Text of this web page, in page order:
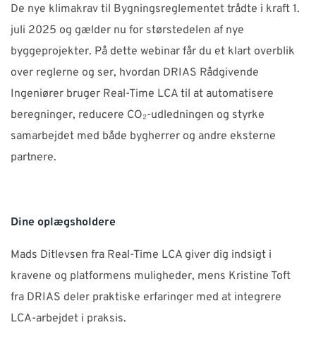
De nye klimakrav til Bygningsreglementet trådte i kraft 1.
juli 2025 og gælder nu for størstedelen af nye
byggeprojekter. På dette webinar får du et klart overblik
over reglerne og ser, hvordan DRIAS Rådgivende
Ingeniører bruger Real-Time LCA til at automatisere
beregninger, reducere CO₂-udledningen og styrke
samarbejdet med både bygherrer og andre eksterne
partnere.
Dine oplægsholdere
Mads Ditlevsen fra Real-Time LCA giver dig indsigt i
kravene og platformens muligheder, mens Kristine Toft
fra DRIAS deler praktiske erfaringer med at integrere
LCA-arbejdet i praksis.